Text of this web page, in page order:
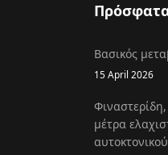
Βασικός
15 April 2026
μέτρα